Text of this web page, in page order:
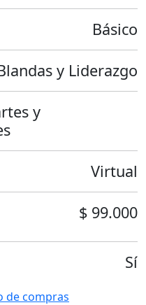
Básico
y Liderazgo
y
Virtual
$ 99.000
Sí
de compras